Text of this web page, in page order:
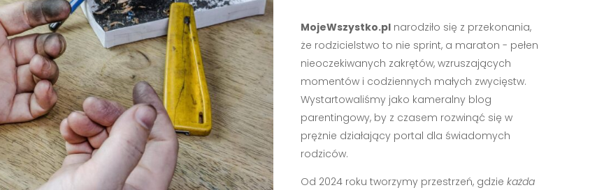
MojeWszystko.plnarodziło się z przekonania,
że rodzicielstwo to nie sprint, a maraton - pełen
nieoczekiwanych zakrętów, wzruszających
momentów i codziennych małych zwycięstw.
Wystartowaliśmy jako kameralny blog
parentingowy, by z czasem rozwinąć się w
prężnie działający portal dla świadomych
rodziców.
Od 2024 roku tworzymy przestrzeń, gdzie każda